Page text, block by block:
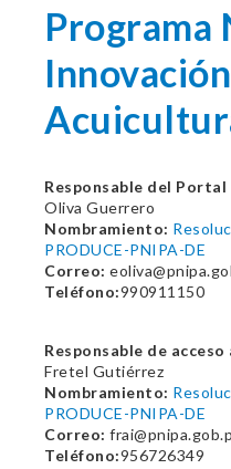
Programa
Responsable del
Oliva Guerrero
Nombramiento:
PRODUCE-PNIPA-DE
Correo:
Teléfono:990911150
Responsable de
Fretel Gutiérrez
Nombramiento:
PRODUCE-PNIPA-DE
Correo:
Teléfono:956726349